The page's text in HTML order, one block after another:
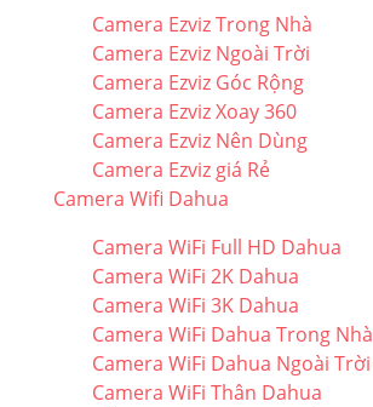
Camera Ezviz Trong Nhà
Camera Ezviz Ngoài Trời
Camera Ezviz Góc Rộng
Camera Ezviz Xoay 360
Camera Ezviz Nên Dùng
Camera Ezviz giá Rẻ
Camera Wifi Dahua
Camera WiFi Full HD Dahua
Camera WiFi 2K Dahua
Camera WiFi 3K Dahua
Camera WiFi Dahua Trong Nhà
Camera WiFi Dahua Ngoài Trời
Camera WiFi Thân Dahua